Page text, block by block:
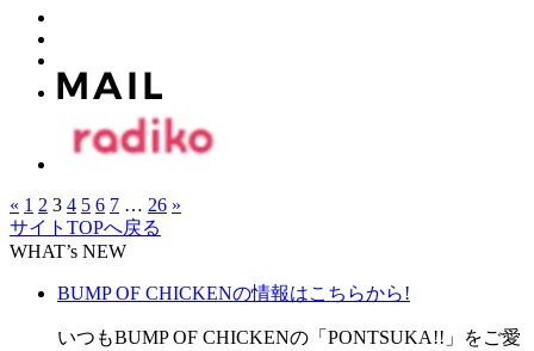
« 1 2 3 4 5 6 7 … 26 »
サイトTOPへ戻る
WHAT’s NEW
BUMP OF CHICKENの情報はこちらから!
いつもBUMP OF CHICKENの「PONTSUKA!!」をご愛